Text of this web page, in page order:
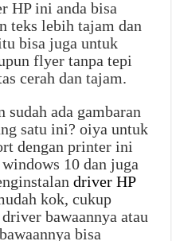
HP ini anda bisa
teks lebih tajam dan
bisa juga untuk
flyer tanpa tepi
cerah dan tajam.
sudah ada gambaran
satu ini? oiya untuk
dengan printer ini
10 dan juga
driver HP
kok, cukup
bawaannya atau
bisa